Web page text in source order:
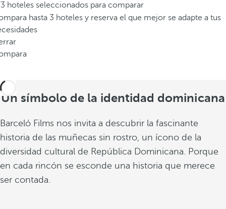
hoteles seleccionados para comparar
hasta 3 hoteles y reserva el que mejor se adapte a tus
Un símbolo de la identidad dominicana
Barceló Films nos invita a descubrir la fascinante
historia de las muñecas sin rostro, un ícono de la
diversidad cultural de República Dominicana. Porque
en cada rincón se esconde una historia que merece
ser contada.
e
g
a
d
o
o
i
a
l
d
e